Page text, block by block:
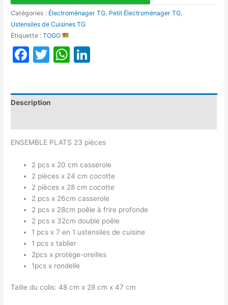
Catégories : Électroménager TG, Petit Électroménager TG,
Ustensiles de Cuisines TG
Étiquette :TOGO
Facebook
TwitterWhatsApp
Description
ENSEMBLE PLATS 23 pièces
2 pcs x 20 cm casserole
2 pièces x 24 cm cocotte
2 pièces x 28 cm cocotte
2 pcs x 26cm casserole
2 pcs x 28cm poêle à frire profonde
2 pcs x 32cm double poêle
1 pcs x 7 en 1 ustensiles de cuisine
1 pcs x tablier
2pcs x protège-oreilles
1pcs x rondelle
Taille du colis: 48 cm x 28 cm x 47 cm